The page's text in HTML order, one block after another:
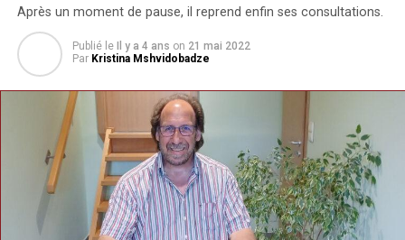
Après un moment de pause, il reprend enfin ses consultations.
Publié le Il y a 4 ans on 21 mai 2022
Par Kristina Mshvidobadze